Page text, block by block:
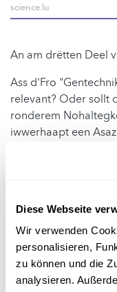
Diese Webseite
Wir verwenden
personalisieren,
zu können und die
analysieren.
science.lu
An am drëtten Deel
Ass d'Fro
relevant? Oder sollt
ronderem
iwwerhaapt een
zoustëmmen? Wéi
Gentechnik fir
D'Äntwerten zu dëse